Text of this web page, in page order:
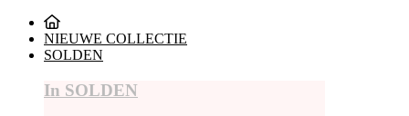
NIEUWE COLLECTIE
SOLDEN
In SOLDEN